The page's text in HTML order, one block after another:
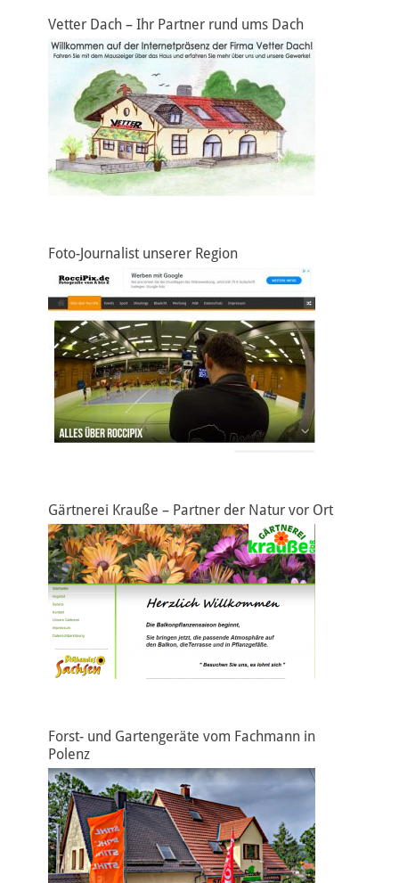
Vetter Dach – Ihr Partner rund ums Dach
Foto-Journalist unserer Region
Gärtnerei Krauße – Partner der Natur vor Ort
Forst- und Gartengeräte vom Fachmann in
Polenz